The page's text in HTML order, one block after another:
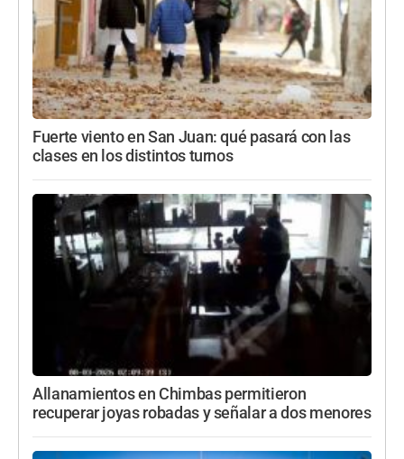
Fuerte viento en San Juan: qué pasará con las
clases en los distintos turnos
Allanamientos en Chimbas permitieron
recuperar joyas robadas y señalar a dos menores